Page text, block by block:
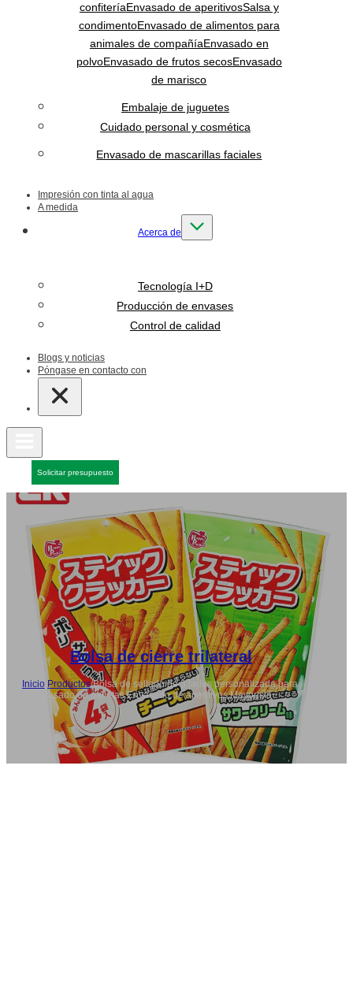
confiteríaEnvasado de aperitivosSalsa y
condimentoEnvasado de alimentos para
animales de compañíaEnvasado en
polvoEnvasado de frutos secosEnvasado
de marisco
Embalaje de juguetes
Cuidado personal y cosmética
Envasado de mascarillas faciales
Impresión con tinta al agua
A medida
Acerca de
Tecnología I+D
Producción de envases
Control de calidad
Blogs y noticias
Póngase en contacto con
Solicitar presupuesto
Bolsa de cierre trilateral
Inicio Productos/Bolsa de sellado de 3 lados personalizada para
el envasado de galletas Envasado de aperitivos Mayorista